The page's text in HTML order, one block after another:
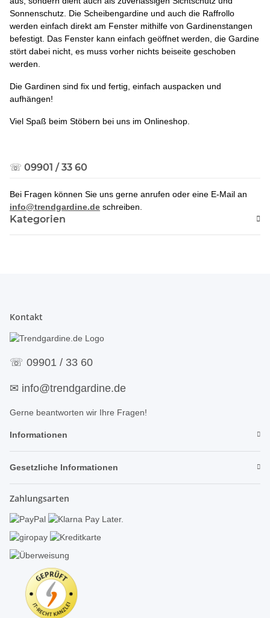
Sonnenschutz. Die Scheibengardine und auch die Raffrollo
werden einfach direkt am Fenster mithilfe von Gardinenstangen
befestigt. Das Fenster kann einfach geöffnet werden, die Gardine
stört dabei nicht, es muss vorher nichts beiseite geschoben
werden.
Die Gardinen sind fix und fertig, einfach auspacken und
aufhängen!
Viel Spaß beim Stöbern bei uns im Onlineshop.
☏ 09901 / 33 60
Bei Fragen können Sie uns gerne anrufen oder eine E-Mail an
info@trendgardine.de schreiben.
Kategorien
Kontakt
☏ 09901 / 33 60
✉ info@trendgardine.de
Gerne beantworten wir Ihre Fragen!
Informationen
Gesetzliche Informationen
Zahlungsarten